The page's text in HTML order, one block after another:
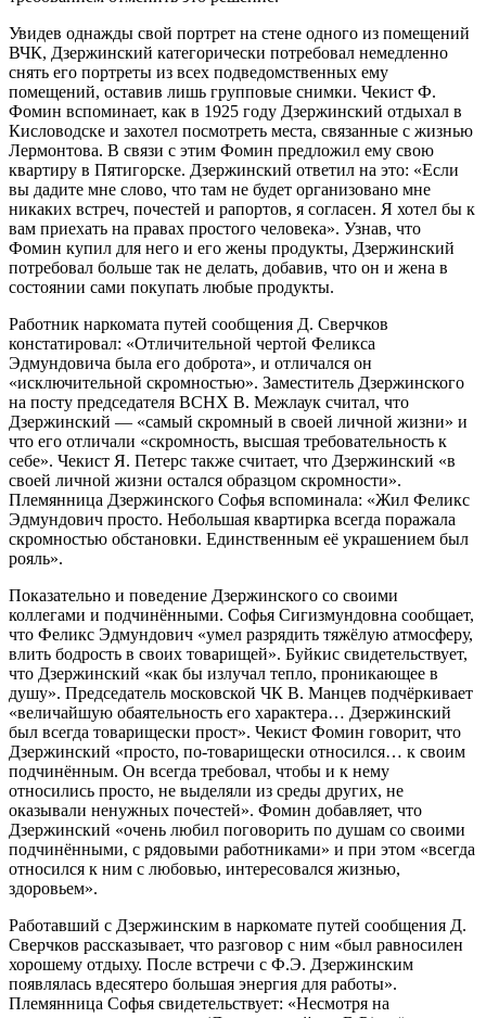
Увидев однажды свой портрет на стене одного из помещений
ВЧК, Дзержинский категорически потребовал немедленно
снять его портреты из всех подведомственных ему
помещений, оставив лишь групповые снимки. Чекист Ф.
Фомин вспоминает, как в 1925 году Дзержинский отдыхал в
Кисловодске и захотел посмотреть места, связанные с жизнью
Лермонтова. В связи с этим Фомин предложил ему свою
квартиру в Пятигорске. Дзержинский ответил на это: «Если
вы дадите мне слово, что там не будет организовано мне
никаких встреч, почестей и рапортов, я согласен. Я хотел бы к
вам приехать на правах простого человека». Узнав, что
Фомин купил для него и его жены продукты, Дзержинский
потребовал больше так не делать, добавив, что он и жена в
состоянии сами покупать любые продукты.
Работник наркомата путей сообщения Д. Сверчков
констатировал: «Отличительной чертой Феликса
Эдмундовича была его доброта», и отличался он
«исключительной скромностью». Заместитель Дзержинского
на посту председателя ВСНХ В. Межлаук считал, что
Дзержинский — «самый скромный в своей личной жизни» и
что его отличали «скромность, высшая требовательность к
себе». Чекист Я. Петерс также считает, что Дзержинский «в
своей личной жизни остался образцом скромности».
Племянница Дзержинского Софья вспоминала: «Жил Феликс
Эдмундович просто. Небольшая квартирка всегда поражала
скромностью обстановки. Единственным её украшением был
рояль».
Показательно и поведение Дзержинского со своими
коллегами и подчинёнными. Софья Сигизмундовна сообщает,
что Феликс Эдмундович «умел разрядить тяжёлую атмосферу,
влить бодрость в своих товарищей». Буйкис свидетельствует,
что Дзержинский «как бы излучал тепло, проникающее в
душу». Председатель московской ЧК В. Манцев подчёркивает
«величайшую обаятельность его характера… Дзержинский
был всегда товарищески прост». Чекист Фомин говорит, что
Дзержинский «просто, по-товарищески относился… к своим
подчинённым. Он всегда требовал, чтобы и к нему
относились просто, не выделяли из среды других, не
оказывали ненужных почестей». Фомин добавляет, что
Дзержинский «очень любил поговорить по душам со своими
подчинёнными, с рядовыми работниками» и при этом «всегда
относился к ним с любовью, интересовался жизнью,
здоровьем».
Работавший с Дзержинским в наркомате путей сообщения Д.
Сверчков рассказывает, что разговор с ним «был равносилен
хорошему отдыху. После встречи с Ф.Э. Дзержинским
появлялась вдесятеро большая энергия для работы».
Племянница Софья свидетельствует: «Несмотря на